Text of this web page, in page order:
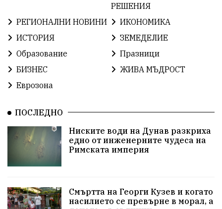
Легенда Право
ОтровнатаЯбълка ЦветомирПетков
България2025
ИкономикаНаСъпротивата УрсулаФонДерЛайен
ПетърПетров
Технологии НародноСъбрание
РЕШЕНИЯ
РЕГИОНАЛНИ НОВИНИ
ИКОНОМИКА
ИСТОРИЯ
ЗЕМЕДЕЛИЕ
Образование
Празници
БИЗНЕС
ЖИВА МЪДРОСТ
Еврозона
ПОСЛЕДНО
Ниските води на Дунав разкриха
едно от инженерните чудеса на
Римската империя
Смъртта на Георги Кузев и когато
насилието се превърне в морал, а